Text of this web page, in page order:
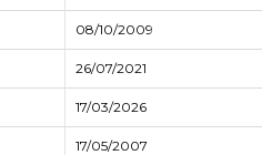
08/10/2009
26/07/2021
17/03/2026
17/05/2007